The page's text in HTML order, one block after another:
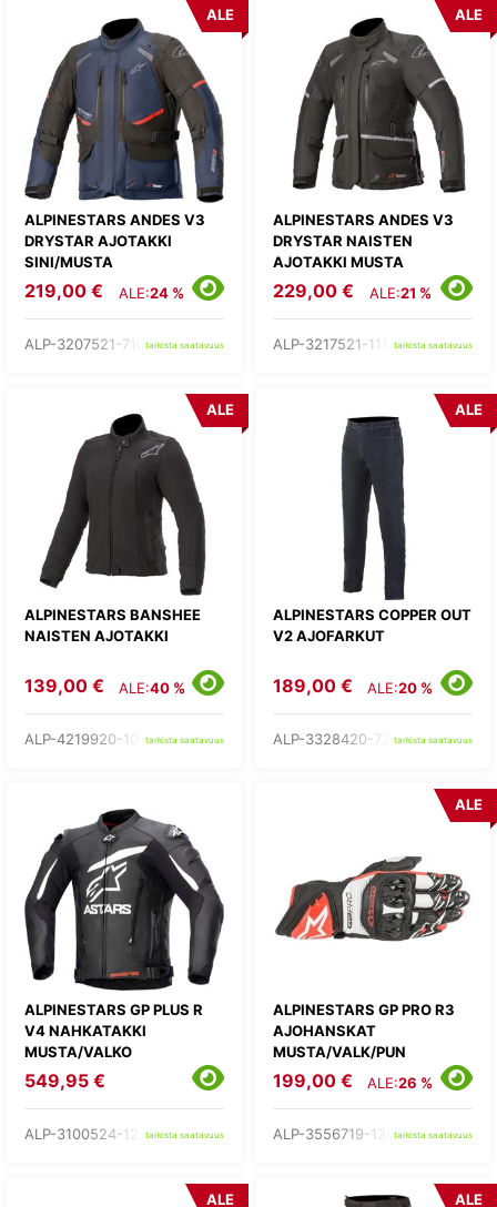
ALPINESTARS ANDES V3
DRYSTAR AJOTAKKI
SINI/MUSTA
ALE
219,00 € ALE:24 %
ALP-3207521-7109-tarkista saatavuus
ALPINESTARS ANDES V3
DRYSTAR NAISTEN
AJOTAKKI MUSTA
ALE
229,00 € ALE:21 %
ALP-3217521-111-tarkista saatavuus
ALPINESTARS BANSHEE
NAISTEN AJOTAKKI
ALE
139,00 € ALE:40 %
ALP-4219920-10- tarkista saatavuus
ALPINESTARS COPPER OUT
V2 AJOFARKUT
ALE
189,00 € ALE:20 %
ALP-3328420-7203-tarkista saatavuus
ALPINESTARS GP PLUS R
V4 NAHKATAKKI
MUSTA/VALKO
549,95 €
ALP-3100524-12- tarkista saatavuus
ALPINESTARS GP PRO R3
AJOHANSKAT
MUSTA/VALK/PUN
ALE
199,00 € ALE:26 %
ALP-3556719-1304-tarkista saatavuus
ALE ALE